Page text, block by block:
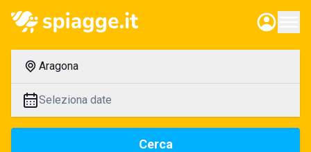
Aragona
Seleziona date
Cerca